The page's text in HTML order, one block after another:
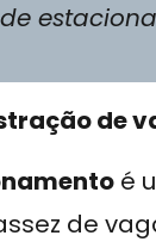
de
é
de